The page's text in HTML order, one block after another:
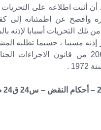
أن أثبت اطلاعه على التحريات
وأفصح عن اطمئنانه إلى
تلك التحريات أسبابا لإذنه
إذنه مسببا ، حسبما تطلبه
عليه فى المادة 206 من قانون